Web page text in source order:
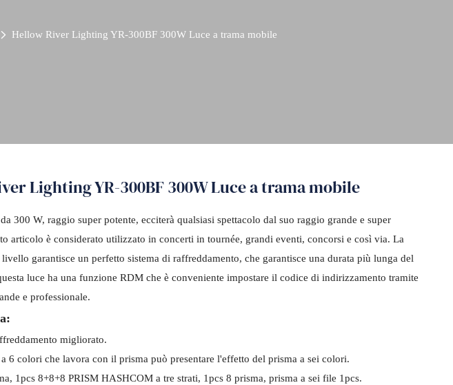
Hellow River Lighting YR-300BF 300W Luce a trama mobile
Lighting YR-300BF 300W Luce a trama mobile
300 W, raggio super potente, ecciterà qualsiasi spettacolo dal suo raggio grande e super
articolo è considerato utilizzato in concerti in tournée, grandi eventi, concorsi e così via. La
garantisce un perfetto sistema di raffreddamento, che garantisce una durata più lunga del
luce ha una funzione RDM che è conveniente impostare il codice di indirizzamento tramite
e professionale.
migliorato.
6 colori che lavora con il prisma può presentare l'effetto del prisma a sei colori.
1pcs 8+8+8 PRISM HASHCOM a tre strati, 1pcs 8 prisma, prisma a sei file 1pcs.